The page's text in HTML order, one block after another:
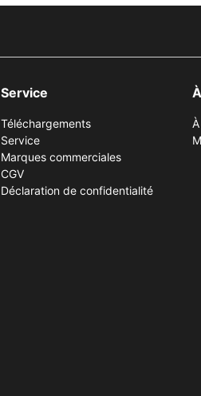
Service
Téléchargements
Service
Marques commerciales
CGV
Déclaration de confidentialité